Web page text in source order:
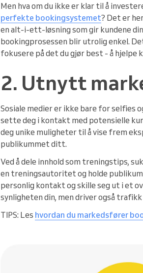
Men hva om du ikke er klar til å
perfekte bookingsystemet? Det er
en alt-i-ett-løsning som gir kundene
bookingprosessen blir utrolig enkel.
fokusere på det du gjør best - å hjelpe
2. Utnytt
Sosiale medier er ikke bare for
sette deg i kontakt med potensielle
deg unike muligheter til å vise frem
publikummet ditt.
Ved å dele innhold som treningstips,
en treningsautoritet og holde
personlig kontakt og skille seg ut i et
synligheten din, men driver også
TIPS: Les hvordan du markedsfører